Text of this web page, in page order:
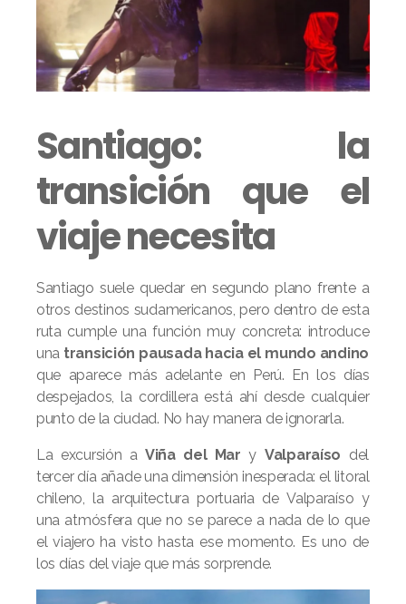
Santiago: la
transición que el
viaje necesita
Santiago suele quedar en segundo plano frente a
otros destinos sudamericanos, pero dentro de esta
ruta cumple una función muy concreta: introduce
una transición pausada hacia el mundo andino
que aparece más adelante en Perú. En los días
despejados, la cordillera está ahí desde cualquier
punto de la ciudad. No hay manera de ignorarla.
La excursión a Viña del Mar y Valparaíso del
tercer día añade una dimensión inesperada: el litoral
chileno, la arquitectura portuaria de Valparaíso y
una atmósfera que no se parece a nada de lo que
el viajero ha visto hasta ese momento. Es uno de
los días del viaje que más sorprende.